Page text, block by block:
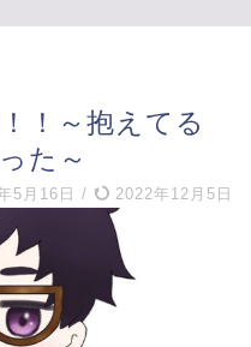
！～抱えてる
た～
5月16日 / 2022年12月5日